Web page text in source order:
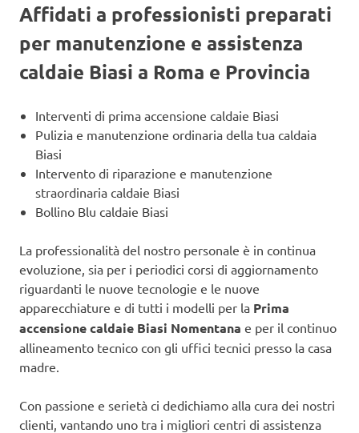
Affidati a professionisti preparati
per manutenzione e assistenza
caldaie Biasi a Roma e Provincia
Interventi di prima accensione caldaie Biasi
Pulizia e manutenzione ordinaria della tua caldaia
Biasi
Intervento di riparazione e manutenzione
straordinaria caldaie Biasi
Bollino Blu caldaie Biasi
La professionalità del nostro personale è in continua
evoluzione, sia per i periodici corsi di aggiornamento
riguardanti le nuove tecnologie e le nuove
apparecchiature e di tutti i modelli per la Prima
accensione caldaie Biasi Nomentana e per il continuo
allineamento tecnico con gli uffici tecnici presso la casa
madre.
Con passione e serietà ci dedichiamo alla cura dei nostri
clienti, vantando uno tra i migliori centri di assistenza